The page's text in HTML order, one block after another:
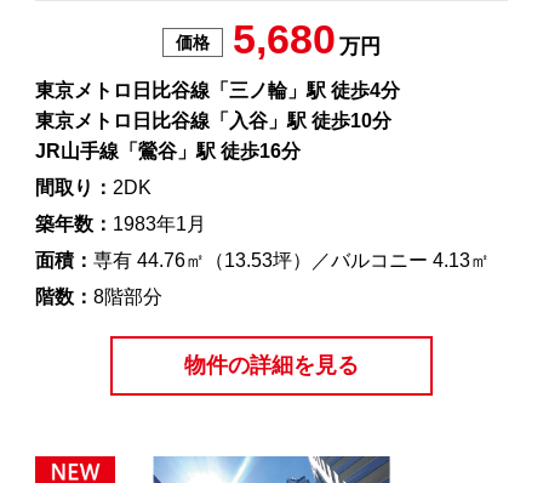
価格 5,680 万円
東京メトロ日比谷線「三ノ輪」駅 徒歩4分
東京メトロ日比谷線「入谷」駅 徒歩10分
JR山手線「鶯谷」駅 徒歩16分
間取り： 2DK
築年数： 1983年1月
面積： 専有 44.76㎡（13.53坪）／バルコニー 4.13㎡
階数： 8階部分
物件の詳細を見る